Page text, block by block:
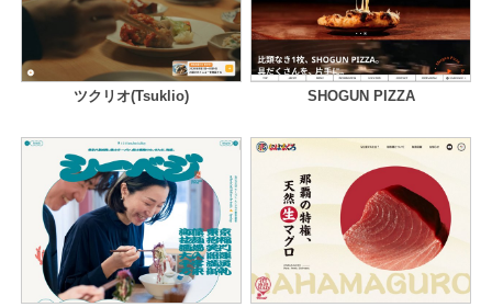
ツクリオ(Tsuklio) SHOGUN PIZZA